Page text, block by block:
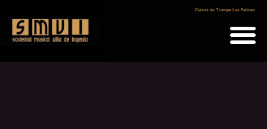
Clases de Trompa Las Palmas